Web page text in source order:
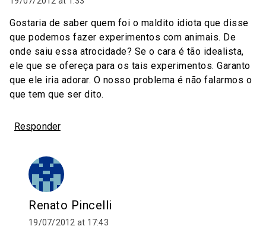
Gostaria de saber quem foi o maldito idiota que disse
que podemos fazer experimentos com animais. De
onde saiu essa atrocidade? Se o cara é tão idealista,
ele que se ofereça para os tais experimentos. Garanto
que ele iria adorar. O nosso problema é não falarmos o
que tem que ser dito.
Responder
Renato Pincelli
19/07/2012 at 17:43